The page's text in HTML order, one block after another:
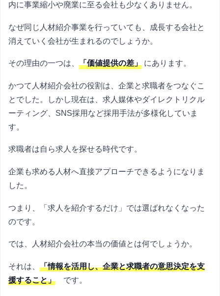
内に事業縮小や廃業に至る会社も少なくありません。
なぜ同じ人材紹介事業を行っていても、成長する会社と
消えていく会社が生まれるのでしょうか。
その理由の一つは、 「価値提供の差」 にあります。
かつて人材紹介会社の役割は、企業と求職者をつなぐこ
とでした。しかし現在は、求人媒体やダイレクトリクル
ーティング、SNS採用など採用手法が多様化していま
す。
求職者は自ら求人を探せる時代です。
企業も求める人材へ直接アプローチできるようになりま
した。
つまり、「求人を紹介するだけ」では選ばれなくなった
のです。
では、人材紹介会社の本当の価値とは何でしょうか。
それは、 「情報を活用し、企業と求職者の意思決定を支
援すること」 です。